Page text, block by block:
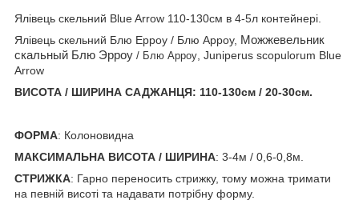
Ялівець скельний Blue Arrow 110-130см в 4-5л контейнері.
Ялівець скельний Блю Ерроу / Блю Арроу, Можжевельник
скальный Блю Эрроу / Блю Арроу, Juniperus scopulorum Blue
Arrow
ВИСОТА / ШИРИНА САДЖАНЦЯ: 110-130см / 20-30см.
ФОРМА: Колоновидна
МАКСИМАЛЬНА ВИСОТА / ШИРИНА: 3-4м / 0,6-0,8м.
СТРИЖКА: Гарно переносить стрижку, тому можна тримати
на певній висоті та надавати потрібну форму.